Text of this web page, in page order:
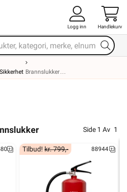
Logg inn Handlekurv
Brannslukker
Side 1 Av 1
Tilbud! kr. 799,- 88944